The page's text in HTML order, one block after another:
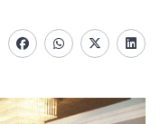
FacebookwhatsappTwitter